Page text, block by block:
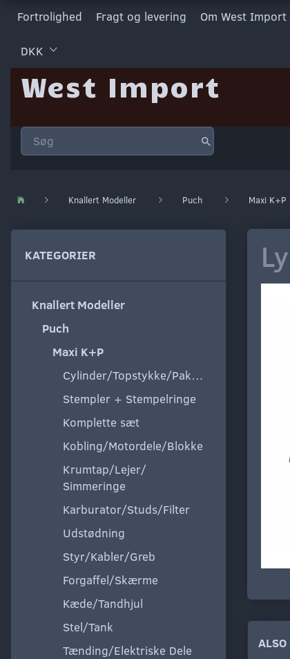
Fortrolighed Fragt og levering Om West Import
DKK
West Import
Knallert Modeller Puch Maxi K+P
KATEGORIER
Knallert Modeller
Puch
Maxi K+P
Cylinder/Topstykke/Pakning
Stempler + Stempelringe
Komplette sæt
Kobling/Motordele/Blokke
Krumtap/Lejer/
Simmeringe
Karburator/Studs/Filter
Udstødning
Styr/Kabler/Greb
Forgaffel/Skærme
Kæde/Tandhjul
Stel/Tank
Tænding/Elektriske Dele
ALSO